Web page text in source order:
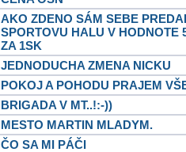
AKO ZDENO SÁM SEBE
SPORTOVU HALU V HODNOTE
ZA 1SK
JEDNODUCHA ZMENA NICKU
POKOJ A POHODU PRAJEM
BRIGADA V MT..!:-))
MESTO MARTIN MLADYM.
ČO SA MI PÁČI